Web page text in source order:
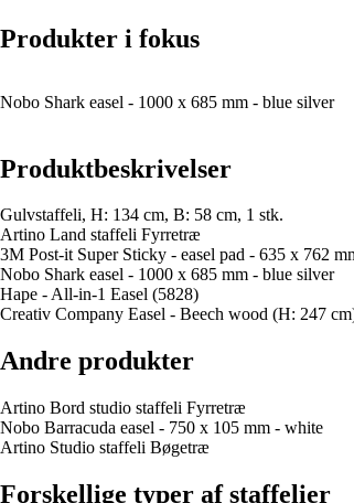
Produkter i fokus
Nobo Shark easel - 1000 x 685 mm - blue silver
Produktbeskrivelser
Gulvstaffeli, H: 134 cm, B: 58 cm, 1 stk.
Artino Land staffeli Fyrretræ
3M Post-it Super Sticky - easel pad - 635 x 762
Nobo Shark easel - 1000 x 685 mm - blue silver
Hape - All-in-1 Easel (5828)
Creativ Company Easel - Beech wood (H: 247
Andre produkter
Artino Bord studio staffeli Fyrretræ
Nobo Barracuda easel - 750 x 105 mm - white
Artino Studio staffeli Bøgetræ
Forskellige typer af staffelier